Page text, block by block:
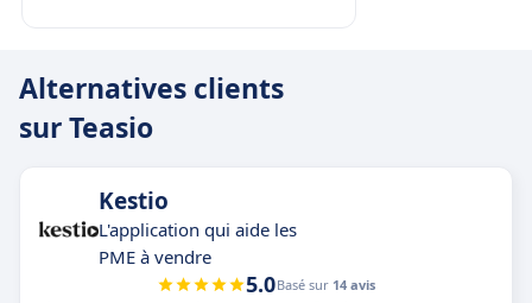
Alternatives clients
sur Teasio
Kestio
L'application qui aide les
PME à vendre
5.0Basé sur 14 avis